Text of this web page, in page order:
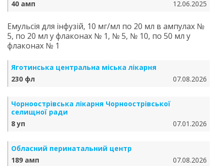
40 амп
12.06.2025
Емульсія для інфузій, 10 мг/мл по 20 мл в ампулах №
5, по 20 мл у флаконах № 1, № 5, № 10, по 50 мл у
флаконах № 1
Яготинська центральна міська лікарня
230 фл
07.08.2026
Чорноострівська лікарня Чорноострівської
селищної ради
8 уп
07.01.2026
Обласний перинатальний центр
189 амп
07.08.2026